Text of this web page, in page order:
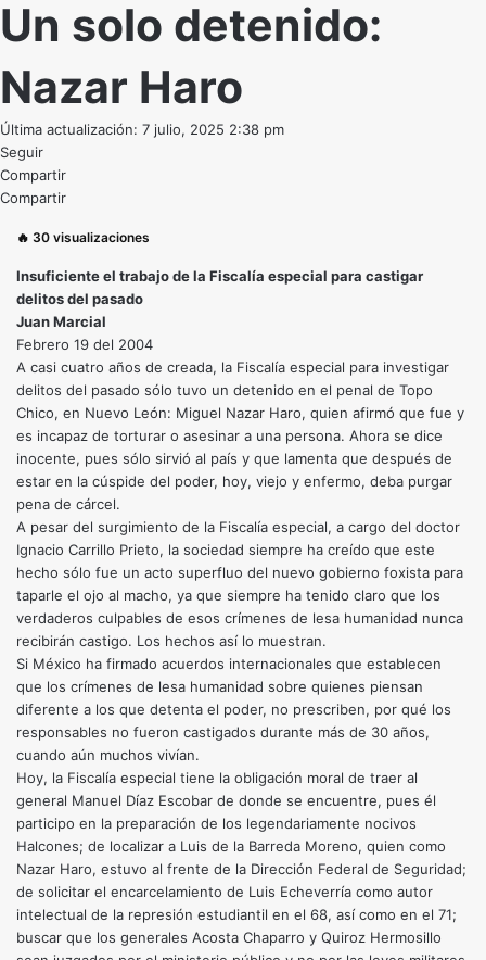
Un solo detenido:
Nazar Haro
Última actualización: 7 julio, 2025 2:38 pm
Seguir
Compartir
Compartir
🔥 30 visualizaciones
Insuficiente el trabajo de la Fiscalía especial para castigar
delitos del pasado
Juan Marcial
Febrero 19 del 2004
A casi cuatro años de creada, la Fiscalía especial para investigar
delitos del pasado sólo tuvo un detenido en el penal de Topo
Chico, en Nuevo León: Miguel Nazar Haro, quien afirmó que fue y
es incapaz de torturar o asesinar a una persona. Ahora se dice
inocente, pues sólo sirvió al país y que lamenta que después de
estar en la cúspide del poder, hoy, viejo y enfermo, deba purgar
pena de cárcel.
A pesar del surgimiento de la Fiscalía especial, a cargo del doctor
Ignacio Carrillo Prieto, la sociedad siempre ha creído que este
hecho sólo fue un acto superfluo del nuevo gobierno foxista para
taparle el ojo al macho, ya que siempre ha tenido claro que los
verdaderos culpables de esos crímenes de lesa humanidad nunca
recibirán castigo. Los hechos así lo muestran.
Si México ha firmado acuerdos internacionales que establecen
que los crímenes de lesa humanidad sobre quienes piensan
diferente a los que detenta el poder, no prescriben, por qué los
responsables no fueron castigados durante más de 30 años,
cuando aún muchos vivían.
Hoy, la Fiscalía especial tiene la obligación moral de traer al
general Manuel Díaz Escobar de donde se encuentre, pues él
participo en la preparación de los legendariamente nocivos
Halcones; de localizar a Luis de la Barreda Moreno, quien como
Nazar Haro, estuvo al frente de la Dirección Federal de Seguridad;
de solicitar el encarcelamiento de Luis Echeverría como autor
intelectual de la represión estudiantil en el 68, así como en el 71;
buscar que los generales Acosta Chaparro y Quiroz Hermosillo